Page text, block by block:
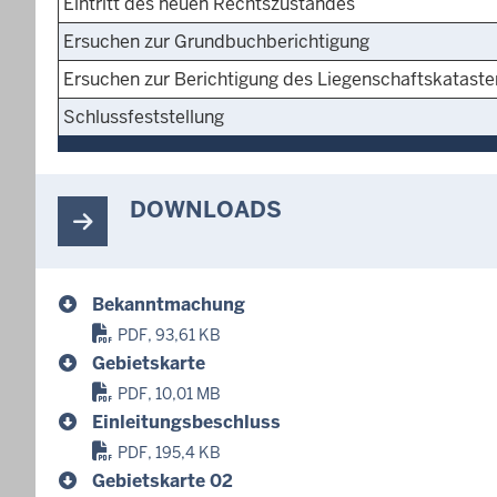
Ersuchen zur Grundbuchberichtigung
Ersuchen zur Berichtigung des
Schlussfeststellung
DOWNLOADS
Bekanntmachung
PDF, 93,61 KB
Gebietskarte
PDF, 10,01 MB
Einleitungsbeschluss
PDF, 195,4 KB
Gebietskarte 02